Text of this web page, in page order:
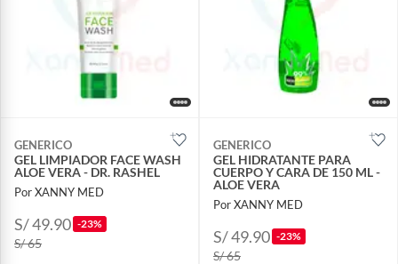
GENERICO
GEL LIMPIADOR FACE WASH
ALOE VERA - DR. RASHEL
Por XANNY MED
S/ 49.90 -23%
S/ 65
GENERICO
GEL HIDRATANTE PARA
CUERPO Y CARA DE 150 ML -
ALOE VERA
Por XANNY MED
S/ 49.90 -23%
S/ 65